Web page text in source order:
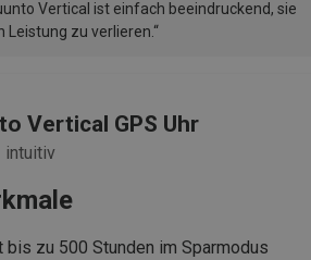
Vertical ist einfach beeindruckend, sie
Leistung zu verlieren.“
Vertical GPS Uhr
intuitiv
bis zu 500 Stunden im Sparmodus